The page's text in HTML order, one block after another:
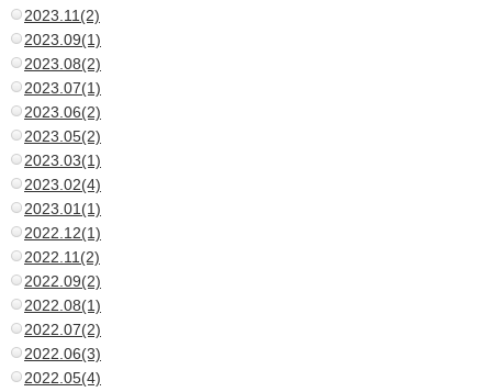
2023.11(2)
2023.09(1)
2023.08(2)
2023.07(1)
2023.06(2)
2023.05(2)
2023.03(1)
2023.02(4)
2023.01(1)
2022.12(1)
2022.11(2)
2022.09(2)
2022.08(1)
2022.07(2)
2022.06(3)
2022.05(4)